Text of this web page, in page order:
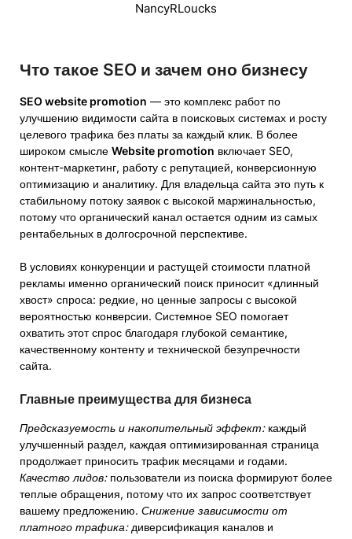
NancyRLoucks
Что такое SEO и зачем оно бизнесу
SEO website promotion — это комплекс работ по
улучшению видимости сайта в поисковых системах и росту
целевого трафика без платы за каждый клик. В более
широком смысле Website promotion включает SEO,
контент-маркетинг, работу с репутацией, конверсионную
оптимизацию и аналитику. Для владельца сайта это путь к
стабильному потоку заявок с высокой маржинальностью,
потому что органический канал остается одним из самых
рентабельных в долгосрочной перспективе.
В условиях конкуренции и растущей стоимости платной
рекламы именно органический поиск приносит «длинный
хвост» спроса: редкие, но ценные запросы с высокой
вероятностью конверсии. Системное SEO помогает
охватить этот спрос благодаря глубокой семантике,
качественному контенту и технической безупречности
сайта.
Главные преимущества для бизнеса
Предсказуемость и накопительный эффект:каждый
улучшенный раздел, каждая оптимизированная страница
продолжает приносить трафик месяцами и годами.
Качество лидов:пользователи из поиска формируют более
теплые обращения, потому что их запрос соответствует
вашему предложению. Снижение зависимости от
платного трафика:диверсификация каналов и